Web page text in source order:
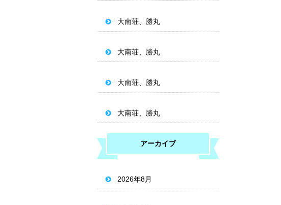
大南荘、勝丸
大南荘、勝丸
大南荘、勝丸
大南荘、勝丸
アーカイブ
2026年8月